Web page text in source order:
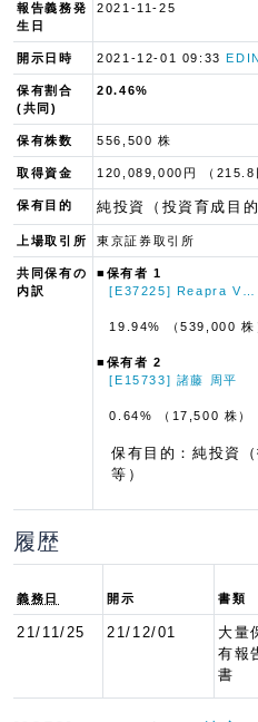
報告義務発
生日
2021-11-25
開示日時 2021-12-01 09:33
保有割合
(共同)
20.46%
保有株数 556,500 株
取得資金 120,089,000円 （215.8
保有目的 純投資（投資育成目
上場取引所 東京証券取引所
共同保有の
内訳
■保有者 1
[E37225] Reapra V…
19.94% （539,000 株
■保有者 2
[E15733] 諸藤 周平
0.64% （17,500 株）
保有目的：純投資
等）
履歴
義務日 開示 書類
21/11/25 21/12/01
大量
有報
書